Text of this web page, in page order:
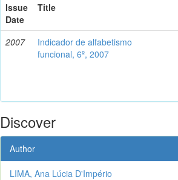
Issue
Date
Title
2007
Indicador de alfabetismo
funcional, 6º, 2007
Discover
Author
LIMA, Ana Lúcia D'Império